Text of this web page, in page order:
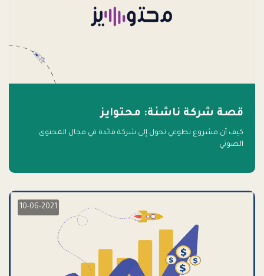
قصة شركة ناشئة: محتوايز
كيف أن مشروع تطوعي تحول إلى شركة قائدة في مجال المحتوى
الصوتي
10-06-2021